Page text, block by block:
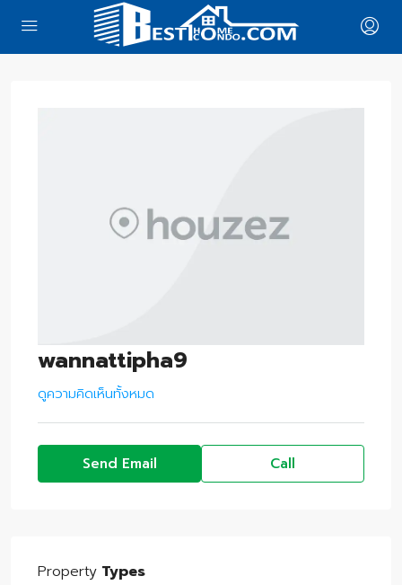
wannattipha9
ดูความคิดเห็นทั้งหมด
Send Email Call
Property Types